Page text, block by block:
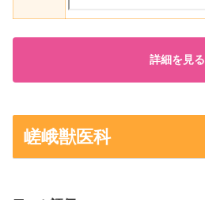
詳細を見る
嵯峨獣医科